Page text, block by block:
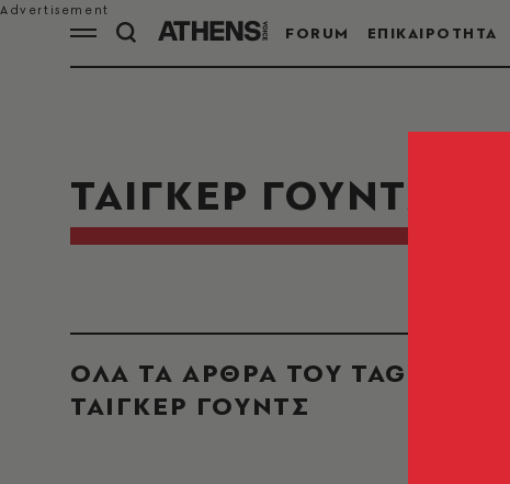
FORUM ΕΠΙΚΑΙΡΟΤΗΤΑ
ΤΑΙΓΚΕΡ ΓΟΥΝΤΣ
ΟΛΑ ΤΑ ΑΡΘΡΑ ΤΟΥ TAG
ΤΑΙΓΚΕΡ ΓΟΥΝΤΣ